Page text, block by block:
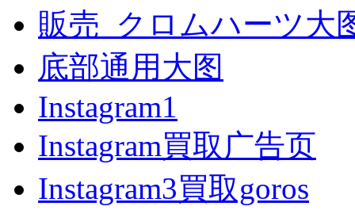
販売_クロムハーツ大
底部通用大图
Instagram1
Instagram買取广告页
Instagram3買取goros